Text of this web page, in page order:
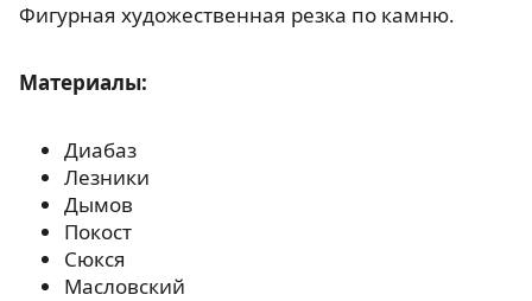
Фигурная художественная резка по камню.
Материалы:
Диабаз
Лезники
Дымов
Покост
Сюкся
Масловский